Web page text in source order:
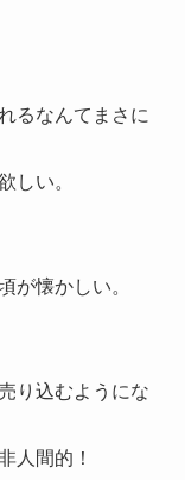
るなんてまさに
しい。
が懐かしい。
り込むようにな
人間的！